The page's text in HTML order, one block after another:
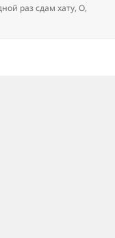
раз сдам хату,О,